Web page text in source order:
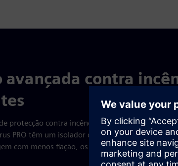
avançada contra
protecção contra incêndios da Siemens, a KKU
PRO têm um isolador de falhas integrado e
com menos fiação, os custos de instalação são